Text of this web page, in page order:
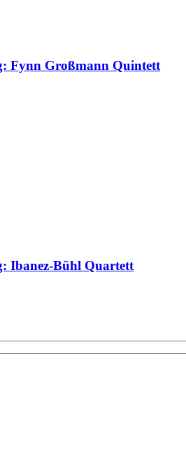
Fynn Großmann Quintett
Ibanez-Bühl Quartett